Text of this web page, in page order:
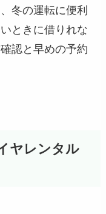
冬の運転に便利
ときに借りれな
認と早めの予約
ヤレンタル